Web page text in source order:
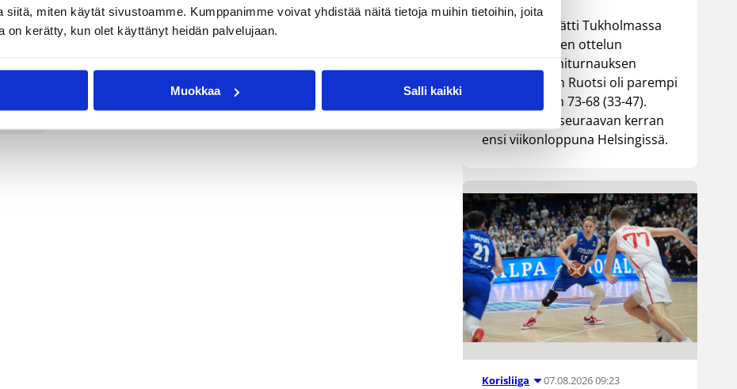
siitä, miten käytät sivustoamme. Kumppanimme voivat yhdistää näitä tietoja muihin tietoihin, joita
on kerätty, kun olet käyttänyt heidän palvelujaan.
Muokkaa Salli kaikki
Susiladies päätti Tukholmassa
pelatun kahden ottelun
mittaisen miniturnauksen
tappioon, kun Ruotsi oli parempi
loppulukemin 73-68 (33-47).
Suomi pelaa seuraavan kerran
ensi viikonloppuna Helsingissä.
Korisliiga 07.08.2026 09:23